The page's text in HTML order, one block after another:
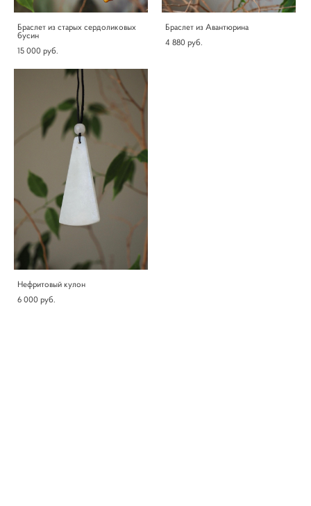
Браслет из старых сердоликовых
бусин
15 000 pуб.
Браслет из Авантюрина
4 880 pуб.
Нефритовый кулон
6 000 pуб.